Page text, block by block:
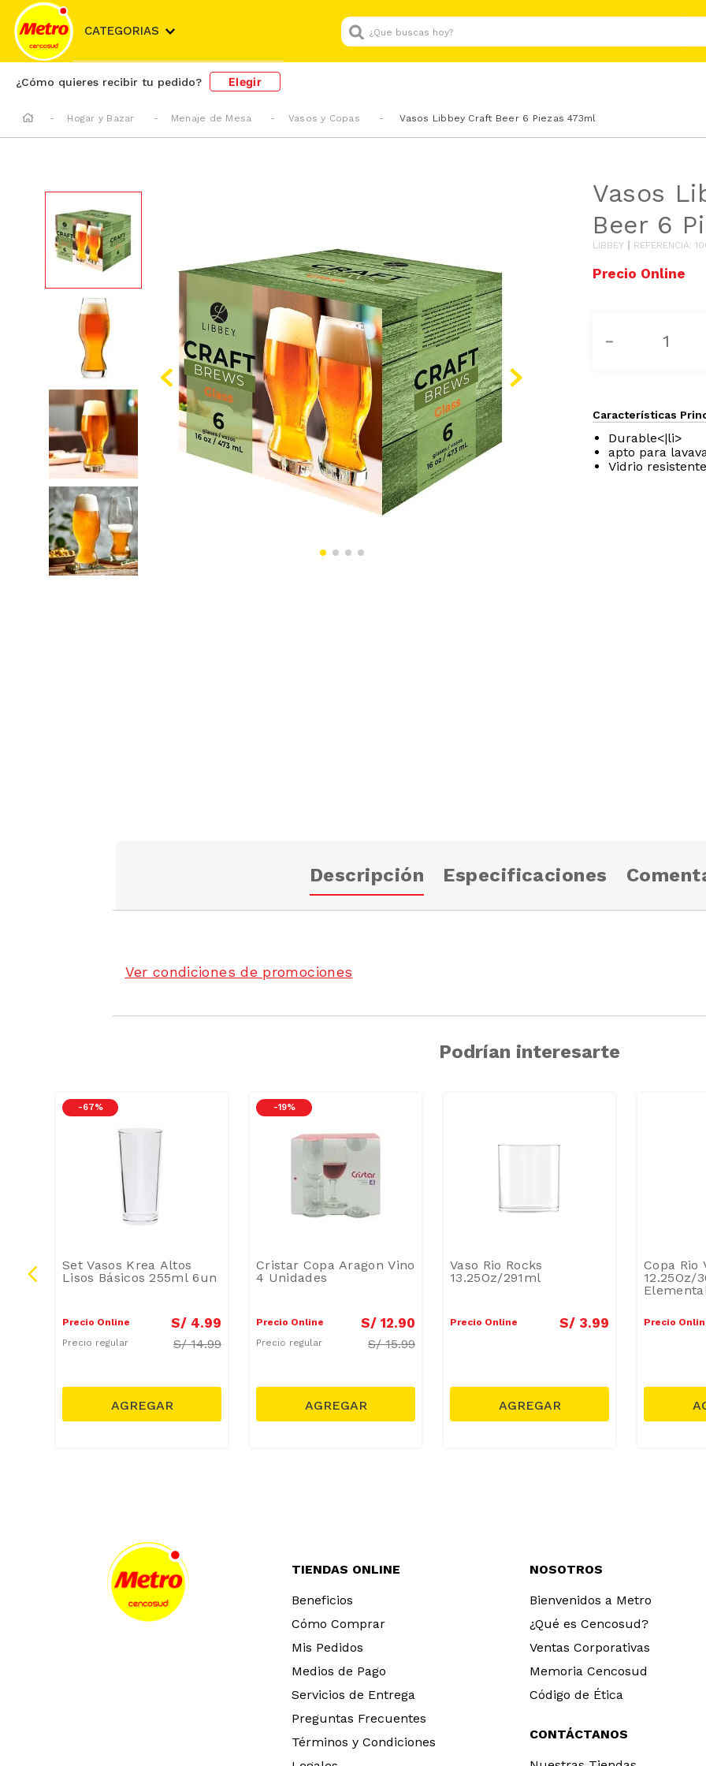
CATEGORIAS
¿Que buscas hoy?
¿Cómo quieres recibir tu pedido? Elegir
Hogar y Bazar Menaje de Mesa Vasos y Copas Vasos Libbey Craft Beer 6 Piezas 473ml
Vasos
Beer 6
LIBBEY REFERENCIA:
－
Características
Durable<|li>
apto para
Vidrio
Descripción Especificaciones
Ver condiciones de promociones
Podrían interesarte
-67 %
Set Vasos Krea Altos
Lisos Básicos 255ml 6un
Precio Online S/ 4.99
Precio regular S/14.99
-19 %
Cristar Copa Aragon Vino
4 Unidades
Precio Online S/ 12.90
Precio regular S/15.99
Vaso Rio Rocks
13.25Oz/291ml
Precio Online S/ 3.99
Copa Rio
12.25Oz/
Precio
TIENDAS ONLINE
Beneficios
Cómo Comprar
Mis Pedidos
Medios de Pago
Servicios de Entrega
Preguntas Frecuentes
Términos y Condiciones
NOSOTROS
Bienvenidos a Metro
¿Qué es Cencosud?
Ventas Corporativas
Memoria Cencosud
Código de Ética
CONTÁCTANOS